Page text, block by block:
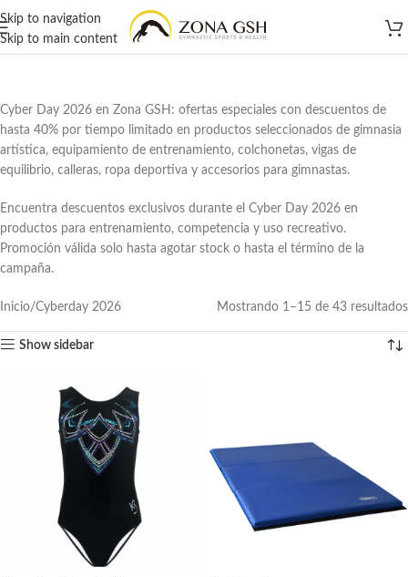
Skip to navigation
Skip to main content
Cyber Day 2026 en Zona GSH: ofertas especiales con descuentos de
hasta 40% por tiempo limitado en productos seleccionados de gimnasia
artística, equipamiento de entrenamiento, colchonetas, vigas de
equilibrio, calleras, ropa deportiva y accesorios para gimnastas.
Encuentra descuentos exclusivos durante el Cyber Day 2026 en
productos para entrenamiento, competencia y uso recreativo.
Promoción válida solo hasta agotar stock o hasta el término de la
campaña.
Inicio Cyberday 2026 Mostrando 1–15 de 43 resultados
Show sidebar